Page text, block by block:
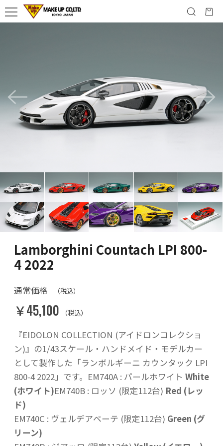
Lamborghini Countach LPI 800-
4 2022
通常価格 （税込）
￥45,100 （税込）
『EIDOLON COLLECTION (アイドロンコレクショ
ン)』の1/43スケール・ハンドメイド・モデルカー
として製作した「ランボルギーニ カウンタック LPI
800-4 2022」です。EM740A : パールホワイト White
(ホワイト)EM740B : ロッソ (限定112台) Red (レッ
ド)
EM740C : ヴェルデアベーテ (限定112台) Green (グ
リーン)